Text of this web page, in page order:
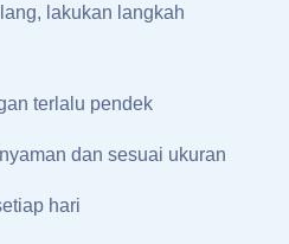
lakukan langkah
terlalu pendek
dan sesuai ukuran
hari